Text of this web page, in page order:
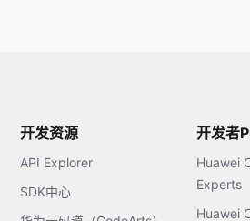
开发资源
API Explorer
SDK中心
开发者
Huawei
Experts
Huawei